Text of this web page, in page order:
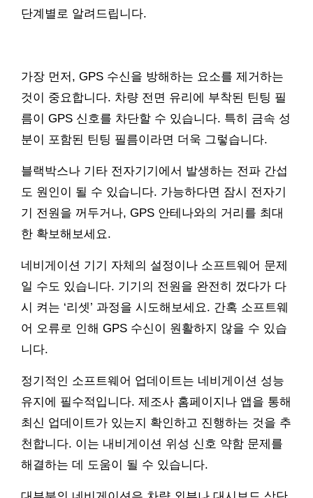
단계별로 알려드립니다.
가장 먼저, GPS 수신을 방해하는 요소를 제거하는
것이 중요합니다. 차량 전면 유리에 부착된 틴팅 필
름이 GPS 신호를 차단할 수 있습니다. 특히 금속 성
분이 포함된 틴팅 필름이라면 더욱 그렇습니다.
블랙박스나 기타 전자기기에서 발생하는 전파 간섭
도 원인이 될 수 있습니다. 가능하다면 잠시 전자기
기 전원을 꺼두거나, GPS 안테나와의 거리를 최대
한 확보해보세요.
네비게이션 기기 자체의 설정이나 소프트웨어 문제
일 수도 있습니다. 기기의 전원을 완전히 껐다가 다
시 켜는 ‘리셋’ 과정을 시도해보세요. 간혹 소프트웨
어 오류로 인해 GPS 수신이 원활하지 않을 수 있습
니다.
정기적인 소프트웨어 업데이트는 네비게이션 성능
유지에 필수적입니다. 제조사 홈페이지나 앱을 통해
최신 업데이트가 있는지 확인하고 진행하는 것을 추
천합니다. 이는 내비게이션 위성 신호 약함 문제를
해결하는 데 도움이 될 수 있습니다.